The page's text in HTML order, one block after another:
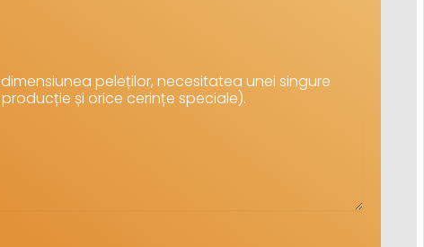
peleților, necesitatea unei singure
și orice cerințe speciale).